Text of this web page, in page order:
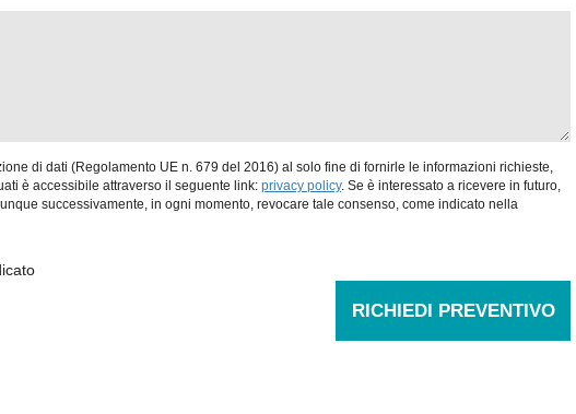
di dati (Regolamento UE n. 679 del 2016) al solo fine di fornirle le informazioni richieste,
è accessibile attraverso il seguente link: privacy policy. Se è interessato a ricevere in futuro,
successivamente, in ogni momento, revocare tale consenso, come indicato nella
RICHIEDI PREVENTIVO